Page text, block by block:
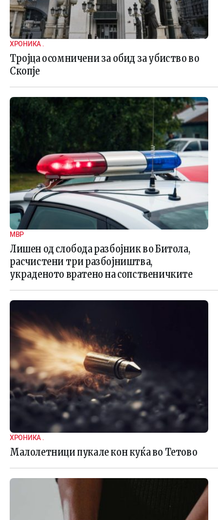
ХРОНИКА .
Тројца осомничени за обид за убиство во
Скопје
МВР
Лишен од слобода разбојник во Битола,
расчистени три разбојништва,
украденото вратено на сопственичките
ХРОНИКА .
Малолетници пукале кон куќа во Тетово